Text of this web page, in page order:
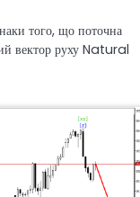
того, що поточна
вектор руху Natural